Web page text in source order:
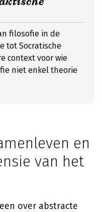
filosofie in de
tot Socratische
context voor wie
niet enkel theorie
en
van het
over abstracte